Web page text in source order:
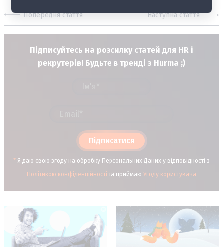
Попередня стаття Наступна стаття
Підписуйтесь на розсилку статей для HR і
рекрутерів! Будьте в тренді з Hurma ;)
Підписатися
* Я даю свою згоду на обробку Персональних Даних у відповідності з
Політикою конфіденційності та приймаю Угоду користувача